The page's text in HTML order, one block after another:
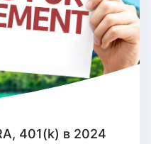
401(k) в 2024